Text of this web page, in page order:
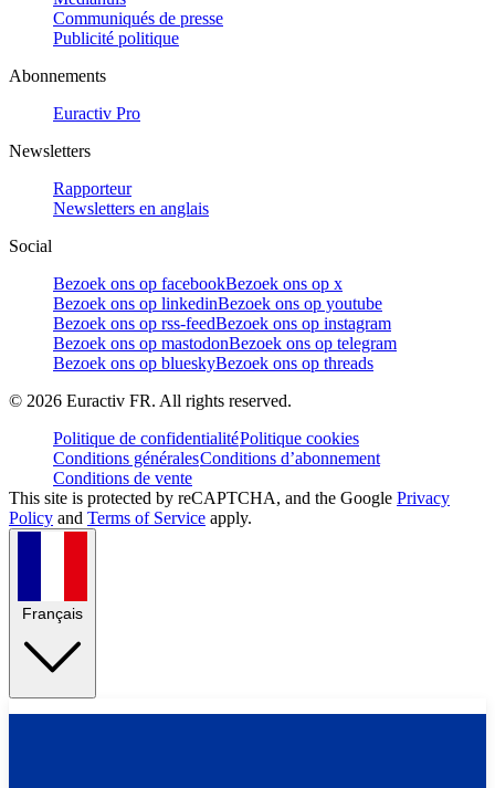
Communiqués de presse
Publicité politique
Abonnements
Euractiv Pro
Newsletters
Rapporteur
Newsletters en anglais
Social
Bezoek ons op facebookBezoek ons op x
Bezoek ons op linkedinBezoek ons op youtube
Bezoek ons op rss-feedBezoek ons op instagram
Bezoek ons op mastodonBezoek ons op telegram
Bezoek ons op blueskyBezoek ons op threads
© 2026 Euractiv FR. All rights reserved.
Politique de confidentialitéPolitique cookies
Conditions généralesConditions d’abonnement
Conditions de vente
This site is protected by reCAPTCHA, and the Google Privacy
Policy and Terms of Service apply.
Français